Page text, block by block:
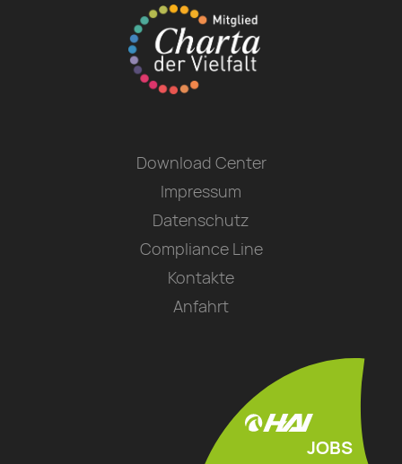
JOBS
Download Center
Impressum
Datenschutz
Compliance Line
Kontakte
Anfahrt